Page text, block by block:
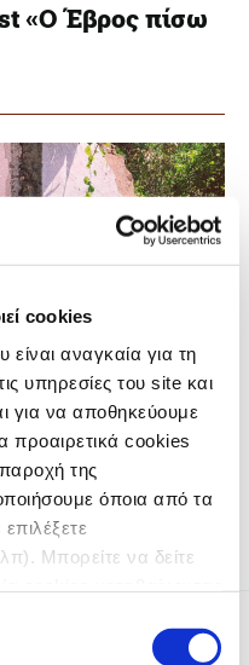
cookies
αναγκαία για τη
υπηρεσίες του site και
για να αποθηκεύουμε
προαιρετικά cookies
της
όποια από τα
Μπορείτε να δείτε
«Ο Έβρος πίσω
ταξίδεψε στον βόρειο
ακριτικά χωριά για το